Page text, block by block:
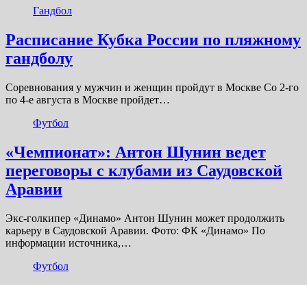
Гандбол
Расписание Кубка России по пляжному
гандболу
Соревнования у мужчин и женщин пройдут в Москве Со 2-го
по 4-е августа в Москве пройдет…
Футбол
«Чемпионат»: Антон Шунин ведет
переговоры с клубами из Саудовской
Аравии
Экс-голкипер «Динамо» Антон Шунин может продолжить
карьеру в Саудовской Аравии. Фото: ФК «Динамо» По
информации источника,…
Футбол